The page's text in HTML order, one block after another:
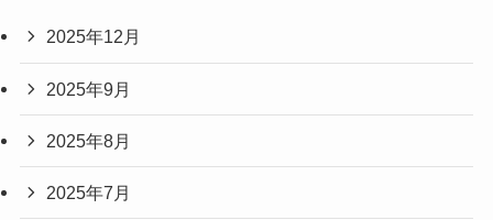
2025年12月
2025年9月
2025年8月
2025年7月